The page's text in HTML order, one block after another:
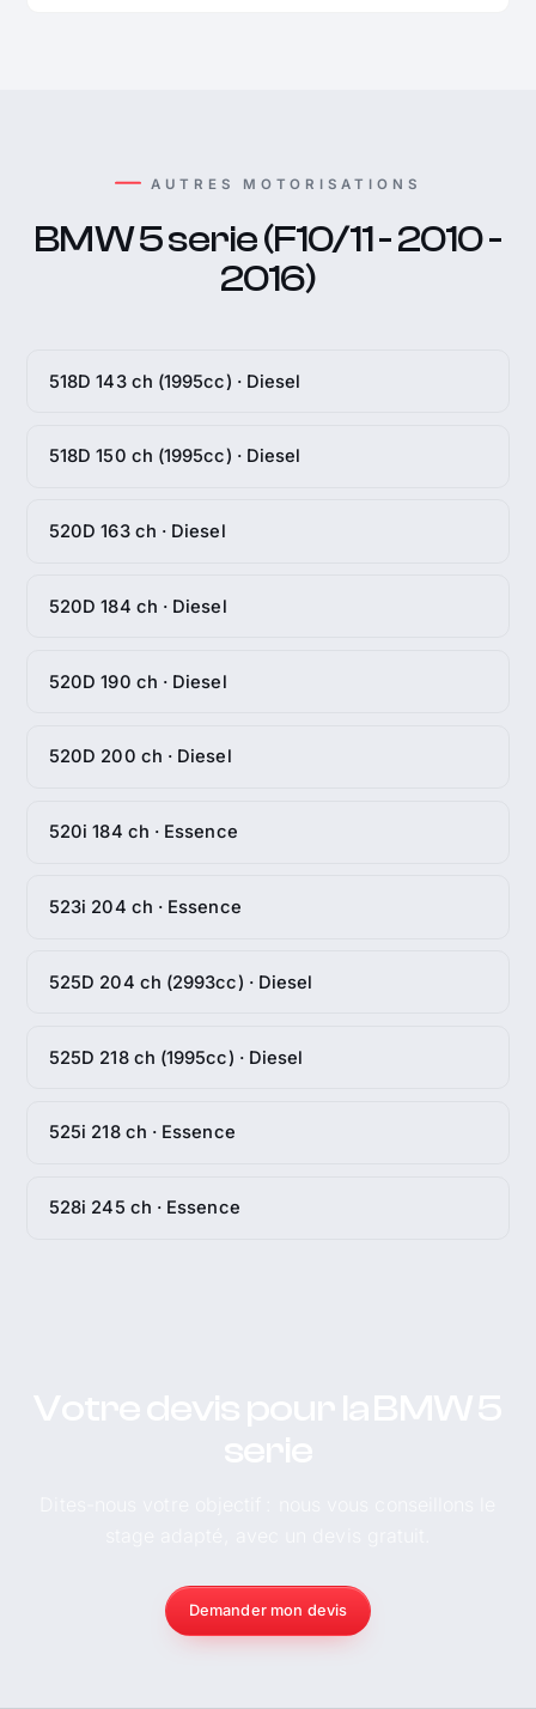
AUTRES MOTORISATIONS
BMW 5 serie (F10/11 - 2010 -
2016)
518D 143 ch (1995cc) · Diesel
518D 150 ch (1995cc) · Diesel
520D 163 ch · Diesel
520D 184 ch · Diesel
520D 190 ch · Diesel
520D 200 ch · Diesel
520i 184 ch · Essence
523i 204 ch · Essence
525D 204 ch (2993cc) · Diesel
525D 218 ch (1995cc) · Diesel
525i 218 ch · Essence
528i 245 ch · Essence
Demander mon devis